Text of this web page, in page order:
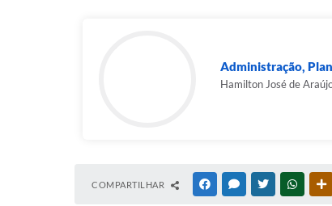
Administração,
Hamilton José de
COMPARTILHAR FACEBOOKMESSENGER
TWITTER